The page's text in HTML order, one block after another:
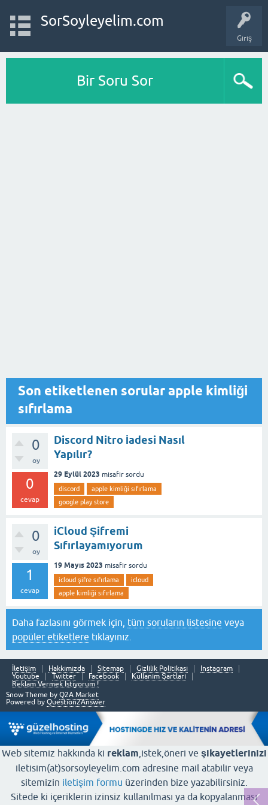
Giriş
SorSoyleyelim.com
Bir Soru Sor
Son etiketlenen sorular apple kimliği
sıfırlama
0
oy
0
cevap
Discord Nitro İadesi Nasıl
Yapılır?
29 Eylül 2023 misafir sordu
discord
apple kimliği sıfırlama
google play store
0
oy
1
cevap
iCloud Şifremi
Sıfırlayamıyorum
19 Mayıs 2023 misafir sordu
icloud şifre sıfırlama
icloud
apple kimliği sıfırlama
Daha fazlasını görmek için, tüm soruların listesine veya
popüler etiketlere tıklayınız.
İletişim Hakkımızda Sitemap Gizlilik Politikası
Instagram
Youtube
Twitter Facebook
Kullanım Şartları
Reklam Vermek İstiyorum !
Snow Theme by Q2A Market
Powered by Question2Answer
Web sitemiz hakkında ki reklam ,istek,öneri ve şikayetlerinizi
iletisim(at)sorsoyleyelim.com adresine mail atabilir veya
sitemizin iletişim formu üzerinden bize yazabilirsiniz.
Sitede ki içeriklerin izinsiz kullanılması ya da kopyalanması